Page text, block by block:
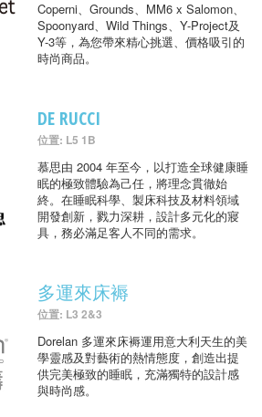
Coperni、Grounds、MM6 x Salomon、
Spoonyard、Wild Things、Y-Project及
Y-3等，為您帶來精心挑選、價格吸引的
時尚商品。
DE RUCCI
位置: L5 1B
慕思由 2004 年至今，以打造全球健康睡
眠的極致體驗為己任，將理念貫徹始
終。在睡眠科學、製床科技及材料領域
開發創新，戮力深耕，設計多元化的寢
具，務必滿足客人不同的需求。
多運來床褥
位置: L3 2&3
Dorelan 多運來床褥運用意大利天生的美
學靈感及對藝術的熱情態度，創造出提
供完美極致的睡眠，充滿獨特的設計感
與時尚感。